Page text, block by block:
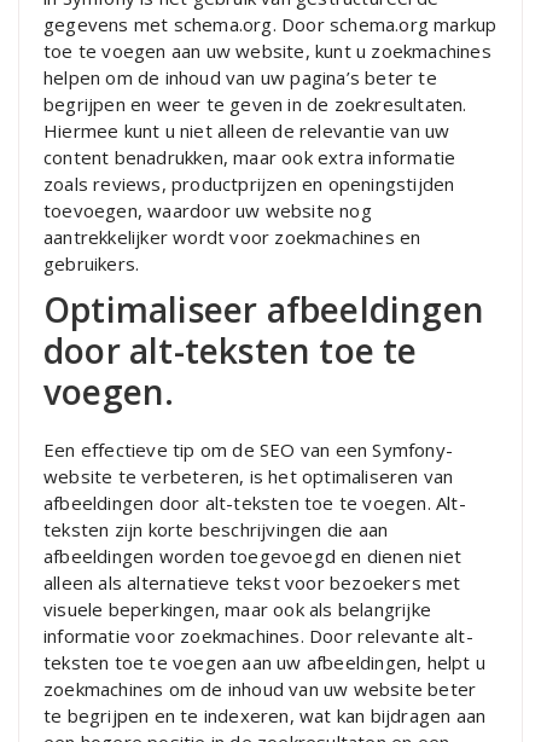
gegevens met schema.org. Door schema.org markup
toe te voegen aan uw website, kunt u zoekmachines
helpen om de inhoud van uw pagina’s beter te
begrijpen en weer te geven in de zoekresultaten.
Hiermee kunt u niet alleen de relevantie van uw
content benadrukken, maar ook extra informatie
zoals reviews, productprijzen en openingstijden
toevoegen, waardoor uw website nog
aantrekkelijker wordt voor zoekmachines en
gebruikers.
Optimaliseer afbeeldingen
door alt-teksten toe te
voegen.
Een effectieve tip om de SEO van een Symfony-
website te verbeteren, is het optimaliseren van
afbeeldingen door alt-teksten toe te voegen. Alt-
teksten zijn korte beschrijvingen die aan
afbeeldingen worden toegevoegd en dienen niet
alleen als alternatieve tekst voor bezoekers met
visuele beperkingen, maar ook als belangrijke
informatie voor zoekmachines. Door relevante alt-
teksten toe te voegen aan uw afbeeldingen, helpt u
zoekmachines om de inhoud van uw website beter
te begrijpen en te indexeren, wat kan bijdragen aan